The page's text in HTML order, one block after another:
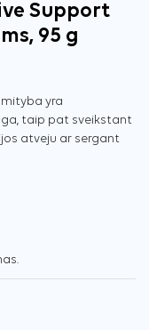
Support
95 g
mityba yra
taip pat sveikstant
atveju ar sergant